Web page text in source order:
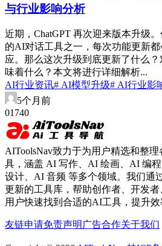
与行业影响分析
近期，ChatGPT 再次迎来版本升级
的AI对话工具之一，每次功能更新
应。那么这次升级到底更新了什么
味着什么？本文将进行详细解析...
AI行业资讯# AI模型升级# AI行业影
5个月前
01740
AIToolsNav致力于为用户精选和整
具，涵盖 AI 写作、AI 绘画、AI 编
设计、AI 音频 等多个领域。我们通
更新的工具库，帮助创作者、开发
用户快速找到合适的AI工具，提升效
友链申请免责声明 广告合作关于我们